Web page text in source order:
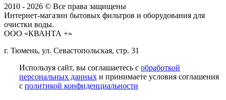
2010 - 2026 © Все права защищены
Интернет-магазин бытовых фильтров и оборудования для
очистки воды.
ООО «КВАНТА +»
г. Тюмень, ул. Севастопольская, стр. 31
Используя сайт, вы соглашаетесь с обработкой
персональных данных и принимаете условия соглашения
с политикой конфиденциальности